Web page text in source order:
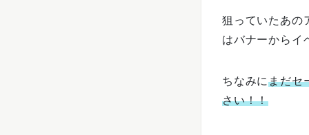
狙っていたあの
はバナーからイ
ちなみにまだセ
さい！！